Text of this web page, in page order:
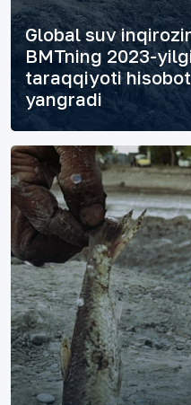
Global suv
BMTning 2023-
taraqqiyoti
yangradi